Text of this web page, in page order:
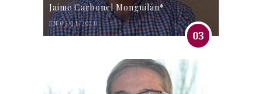
Jaime Carbonel Monguilán*
EN 05/11/2016
03